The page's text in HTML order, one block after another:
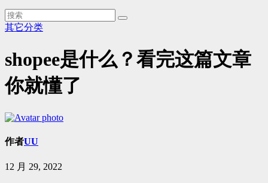
其它分类
shopee是什么？看完这篇文章
你就懂了
作者UU
12 月 29, 2022